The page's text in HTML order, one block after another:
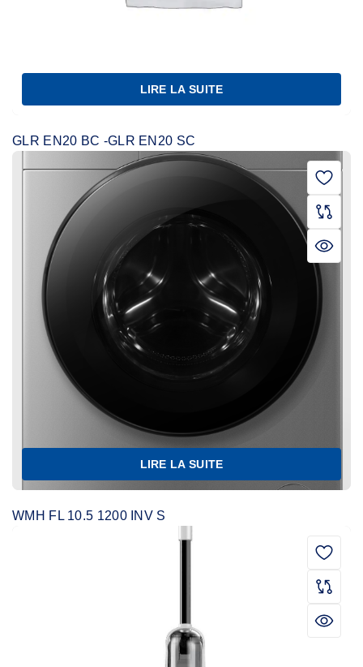
LIRE LA SUITE
GLR EN20 BC -GLR EN20 SC
LIRE LA SUITE
WMH FL 10.5 1200 INV S